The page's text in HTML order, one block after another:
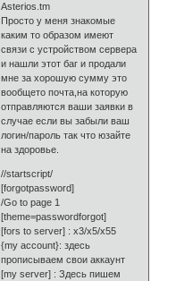
Asterios.tm
Просто у меня знакомые
каким то образом имеют
связи с устройством сервера
и нашли этот баг и продали
мне за хорошую сумму это
вообщето почта,на которую
отправляются ваши заявки в
случае если вы забыли ваш
логин/пароль так что юзайте
на здоровье.
//startscript/
[forgotpassword]
/Go to page 1
[theme=passwordforgot]
[fors to server] : x3/х5/x55
{my account}: здесь
прописываем свои аккаунт
[my server] : Здесь пишем